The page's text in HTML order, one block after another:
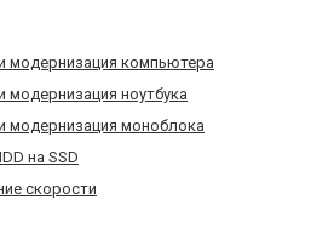
модернизация компьютера
модернизация ноутбука
модернизация моноблока
на SSD
скорости